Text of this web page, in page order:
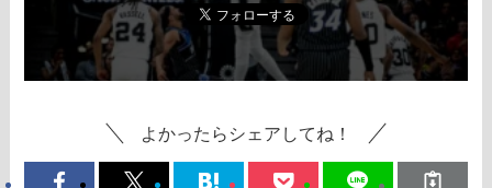
よかったらシェアしてね！